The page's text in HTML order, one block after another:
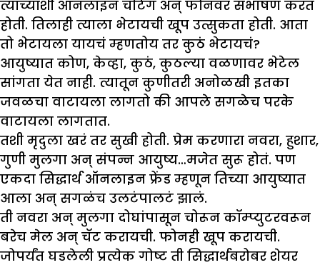
त्याच्याशी ऑनलाइन चॅटिंग अन् फोनवर संभाषण करत
होती. तिलाही त्याला भेटायची खूप उत्सुकता होती. आता
तो भेटायला यायचं म्हणतोय तर कुठं भेटायचं?
आयुष्यात कोण, केव्हा, कुठं, कुठल्या वळणावर भेटेल
सांगता येत नाही. त्यातून कुणीतरी अनोळखी इतका
जवळचा वाटायला लागतो की आपले सगळेच परके
वाटायला लागतात.
तशी मृदुला खरं तर सुखी होती. प्रेम करणारा नवरा, हुशार,
गुणी मुलगा अन् संपन्न आयुष्य…मजेत सुरू होतं. पण
एकदा सिद्धार्थ ऑनलाइन फ्रेंड म्हणून तिच्या आयुष्यात
आला अन् सगळंच उलटंपालटं झालं.
ती नवरा अन् मुलगा दोघांपासून चोरून कॉम्प्युटरवरून
बरेच मेल अन् चॅट करायची. फोनही खूप करायची.
जोपर्यंत घडलेली प्रत्येक गोष्ट ती सिद्धार्थबरोबर शेयर